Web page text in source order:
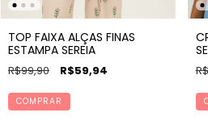
TOP FAIXA ALÇAS FINAS
ESTAMPA SEREIA
R$99,90 R$59,94
COMPRAR